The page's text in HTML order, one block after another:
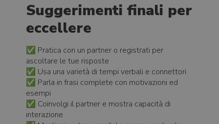
Suggerimenti finali per
eccellere
✅ Pratica con un partner o registrati per
ascoltare le tue risposte
✅ Usa una varietà di tempi verbali e connettori
✅ Parla in frasi complete con motivazioni ed
esempi
✅ Coinvolgi il partner e mostra capacità di
interazione